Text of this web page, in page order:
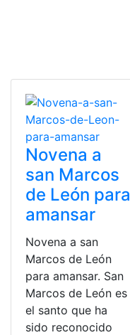
Novena a
san Marcos
de León para
amansar
Novena a san
Marcos de León
para amansar. San
Marcos de León es
el santo que ha
sido reconocido